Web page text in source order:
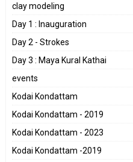
clay modeling
Day 1 : Inauguration
Day 2 - Strokes
Day 3 : Maya Kural Kathai
events
Kodai Kondattam
Kodai Kondattam - 2019
Kodai Kondattam - 2023
Kodai Kondattam -2019